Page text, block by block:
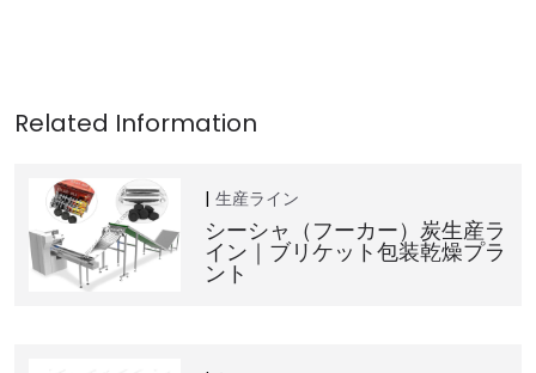
生産ライン
シーシャ（フーカー）炭生産ラ
イン｜ブリケット包装乾燥プラ
ント